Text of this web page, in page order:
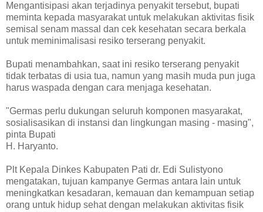
Mengantisipasi akan terjadinya penyakit tersebut, bupati
meminta kepada masyarakat untuk melakukan aktivitas fisik
semisal senam massal dan cek kesehatan secara berkala
untuk meminimalisasi resiko terserang penyakit.
Bupati menambahkan, saat ini resiko terserang penyakit
tidak terbatas di usia tua, namun yang masih muda pun juga
harus waspada dengan cara menjaga kesehatan.
"Germas perlu dukungan seluruh komponen masyarakat,
sosialisasikan di instansi dan lingkungan masing - masing",
pinta Bupati
H. Haryanto.
Plt Kepala Dinkes Kabupaten Pati dr. Edi Sulistyono
mengatakan, tujuan kampanye Germas antara lain untuk
meningkatkan kesadaran, kemauan dan kemampuan setiap
orang untuk hidup sehat dengan melakukan aktivitas fisik